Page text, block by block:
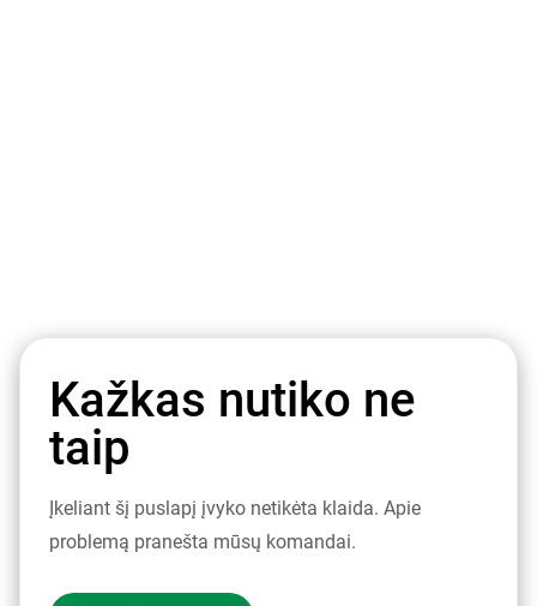
Kažkas nutiko ne
taip
Įkeliant šį puslapį įvyko netikėta klaida. Apie
problemą pranešta mūsų komandai.